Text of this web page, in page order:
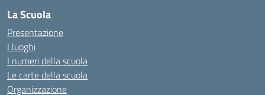
La Scuola
Presentazione
I luoghi
I numeri della scuola
Le carte della scuola
Organizzazione